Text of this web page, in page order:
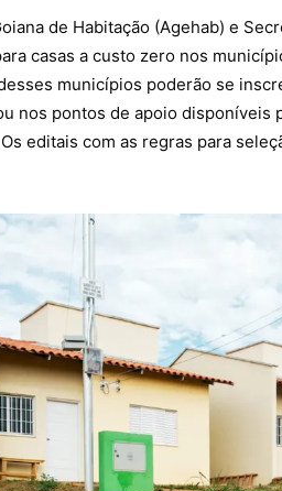
de Habitação (Agehab) e
casas a custo zero nos
municípios poderão se
nos pontos de apoio
editais com as regras para